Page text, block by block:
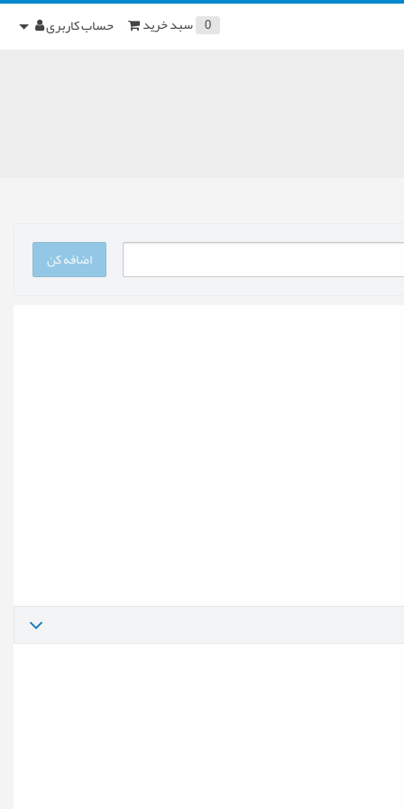
حساب کاربری 0 سبد خرید
اضافه کن